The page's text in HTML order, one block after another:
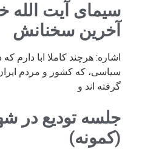
سیمای آیت الله
آخرین سخنانش
اشاره: هرچند کاملا ابا
سیاسی، که کشور و مردم
گرفته اند و
جلسه تودیع در
(کمونه)